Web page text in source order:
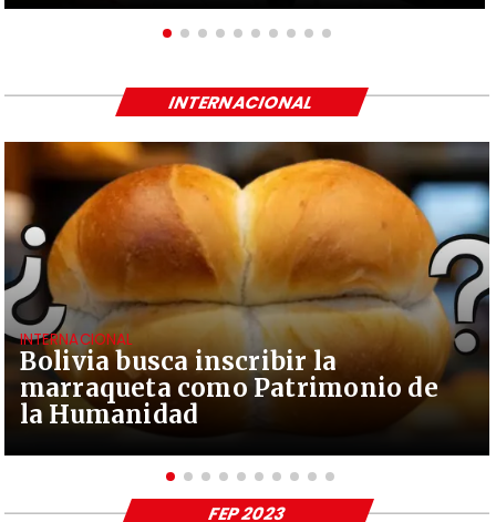
Bolivia busca inscribir la
marraqueta como Patrimonio de
la Humanidad
INTERNACIONAL
INTERNACIONAL
FEP 2023